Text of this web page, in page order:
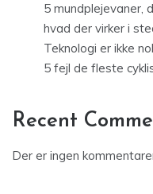
5 mundplejevaner,
hvad der virker i
Teknologi er ikke
5 fejl de fleste
Recent
Der er ingen